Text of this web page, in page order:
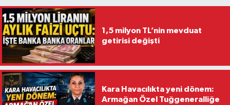
1,5 milyon TL’nin mevduat
getirisi değişti
Kara Havacılıkta yeni dönem:
Armağan Özel Tuğgeneralliğe